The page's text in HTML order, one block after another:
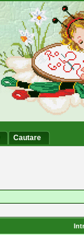
Cautare